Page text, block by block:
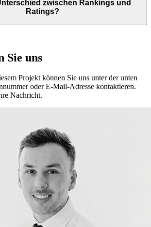
zwischen Rankings und
Ratings?
Sie uns
Projekt können Sie uns unter der unten
oder E-Mail-Adresse kontaktieren.
Nachricht.